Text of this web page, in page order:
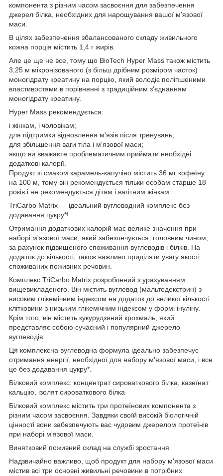
компонента з різним часом засвоєння для забезпечення
джерел білка, необхідних для нарощування вашої м'язової
маси.
В цілях забезпечення збалансованого складу живильного
кожна порція містить 1,4 г жирів.
Але це ще не все, тому що BioTech Hyper Mass також містить
3,25 м мікронізованого (з більш дрібним розміром часток)
моногідрату креатину на порцію, який володіє поліпшеними
властивостями в порівнянні з традиційним з'єднанням
моногідрату креатину.
Hyper Mass рекомендується:
і жінкам, і чоловікам;
для підтримки відновлення м'язів після тренувань;
для збільшення ваги тіла і м'язової маси;
якщо ви вважаєте проблематичним приймати необхідні
додаткові калорії.
Продукт зі смаком карамель-капучіно містить 36 мг кофеїну
на 100 м, тому він рекомендується тільки особам старше 18
років і не рекомендується дітям і вагітним жінкам.
TriCarbo Matrix — ідеальний вуглеводний комплекс без
додавання цукру*!
Отримання додаткових калорій має велике значення при
наборі м'язової маси, який забезпечується, головним чином,
за рахунок підвищеного споживання вуглеводів і білків. На
додаток до кількості, також важливо приділяти увагу якості
споживаних поживних речовин.
Комплекс TriCarbo Matrix розроблений з урахуванням
вищевикладеного. Він містить вуглевод (мальтодекстрин) з
високим глікемічним індексом на додаток до великої кількості
клітковини з низьким глікемічним індексом у формі інуліну.
Крім того, він містить кукурудзяний крохмаль, який
представляє собою сучасний і популярний джерело
вуглеводів.
Ця комплексна вуглеводна формула ідеально забезпечує
отримання енергії, необхідної для набору м'язової маси, і все
це без додавання цукру*.
Білковий комплекс: концентрат сироваткового білка, казеїнат
кальцію, ізолят сироваткового білка
Білковий комплекс містить три протеїнових компонента з
різним часом засвоєння. Завдяки своїй високій біологічній
цінності вони забезпечують вас чудовим джерелом протеїнів
при наборі м'язової маси.
Винятковий поживний склад на службі зростання
Надзвичайно важливо, щоб продукт для набору м'язової маси
містив всі три основні живильні речовини в потрібних